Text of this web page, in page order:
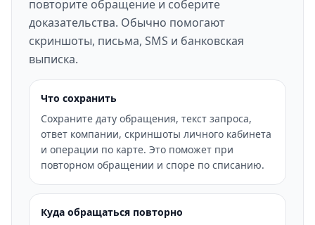
повторите обращение и соберите
доказательства. Обычно помогают
скриншоты, письма, SMS и банковская
выписка.
Что сохранить
Сохраните дату обращения, текст запроса,
ответ компании, скриншоты личного кабинета
и операции по карте. Это поможет при
повторном обращении и споре по списанию.
Куда обращаться повторно